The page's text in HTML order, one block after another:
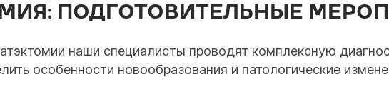
ПОДГОТОВИТЕЛЬНЫЕ
наши специалисты проводят комплексную
особенности новообразования и патологические